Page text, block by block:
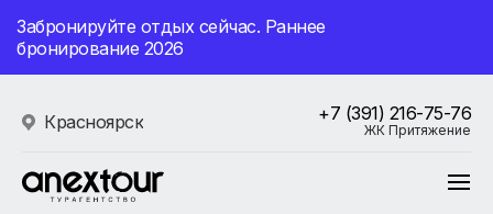
Забронируйте отдых сейчас. Раннее
бронирование 2026
Красноярск +7 (391) 216-75-76
ЖК Притяжение